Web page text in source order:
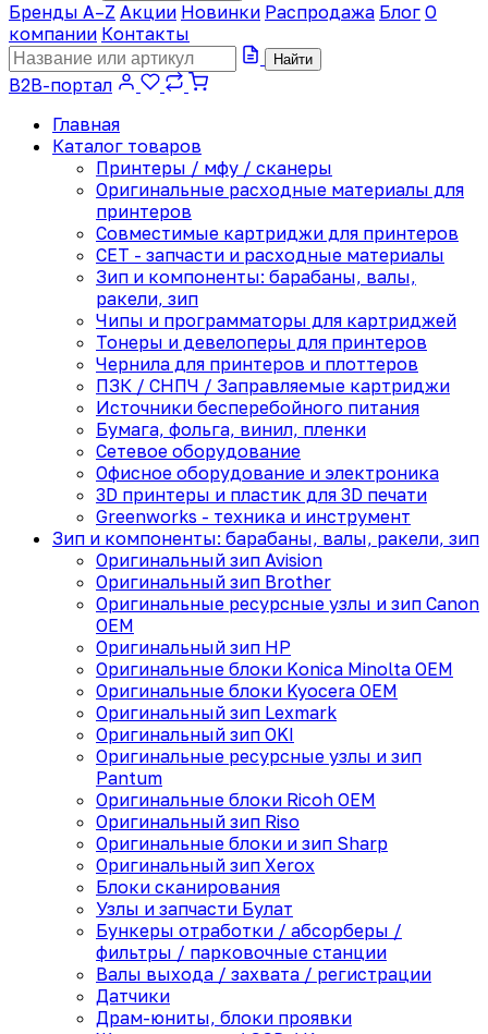
Бренды A–Z Акции Новинки Распродажа Блог О
компании Контакты
Найти
B2B-портал
Главная
Каталог товаров
Принтеры / мфу / сканеры
Оригинальные расходные материалы для
принтеров
Совместимые картриджи для принтеров
CET - запчасти и расходные материалы
Зип и компоненты: барабаны, валы,
ракели, зип
Чипы и программаторы для картриджей
Тонеры и девелоперы для принтеров
Чернила для принтеров и плоттеров
ПЗК / СНПЧ / Заправляемые картриджи
Источники бесперебойного питания
Бумага, фольга, винил, пленки
Сетевое оборудование
Офисное оборудование и электроника
3D принтеры и пластик для 3D печати
Greenworks - техника и инструмент
Зип и компоненты: барабаны, валы, ракели, зип
Оригинальный зип Avision
Оригинальный зип Brother
Оригинальные ресурсные узлы и зип Canon
OEM
Оригинальный зип HP
Оригинальные блоки Konica Minolta OEM
Оригинальные блоки Kyocera OEM
Оригинальный зип Lexmark
Оригинальный зип OKI
Оригинальные ресурсные узлы и зип
Pantum
Оригинальные блоки Ricoh OEM
Оригинальный зип Riso
Оригинальные блоки и зип Sharp
Оригинальный зип Xerox
Блоки сканирования
Узлы и запчасти Булат
Бункеры отработки / абсорберы /
фильтры / парковочные станции
Валы выхода / захвата / регистрации
Датчики
Драм-юниты, блоки проявки